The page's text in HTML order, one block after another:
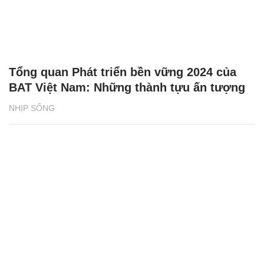
NHỊP SỐNG
Tổng quan Phát triển bền vững 2024 của
BAT Việt Nam: Những thành tựu ấn tượng